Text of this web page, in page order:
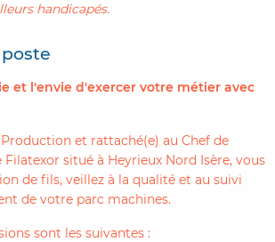
handicapés.
et l'envie d'exercer votre métier avec
et rattaché(e) au Chef de
situé à Heyrieux Nord Isère, vous
de fils, veillez à la qualité et au suivi
de votre parc machines.
sont les suivantes :